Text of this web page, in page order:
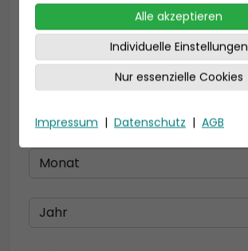
Telefon *
Geburtsdatum
Alle akzeptieren
Individuelle Einstellungen
Nur essenzielle Cookies
Impressum | Datenschutz | AGB